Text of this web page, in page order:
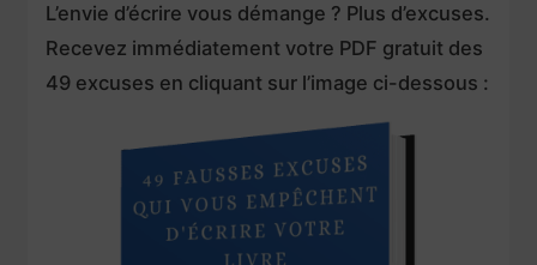
L’envie d’écrire vous démange ? Plus d’excuses.
Recevez immédiatement votre PDF gratuit des
49 excuses en cliquant sur l’image ci-dessous :